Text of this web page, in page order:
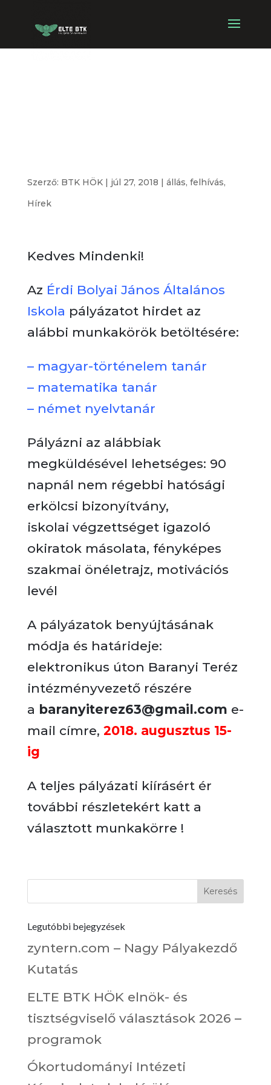
Szerző: BTK HÖK| júl 27, 2018 | állás, felhívás,
Hírek
Kedves Mindenki!
Az Érdi Bolyai János Általános
Iskola pályázatot hirdet az
alábbi munkakörök betöltésére:
– magyar-történelem tanár
– matematika tanár
– német nyelvtanár
Pályázni az alábbiak
megküldésével lehetséges: 90
napnál nem régebbi hatósági
erkölcsi bizonyítvány,
iskolai végzettséget igazoló
okiratok másolata, fényképes
szakmai önéletrajz, motivációs
levél
A pályázatok benyújtásának
módja és határideje:
elektronikus úton Baranyi Teréz
intézményvezető részére
a baranyiterez63@gmail.com e-
mail címre, 2018. augusztus 15-
ig
A teljes pályázati kiírásért ér
további részletekért katt a
választott munkakörre !
Legutóbbi bejegyzések
zyntern.com – Nagy Pályakezdő
Kutatás
ELTE BTK HÖK elnök- és
tisztségviselő választások 2026 –
programok
Ókortudományi Intézeti